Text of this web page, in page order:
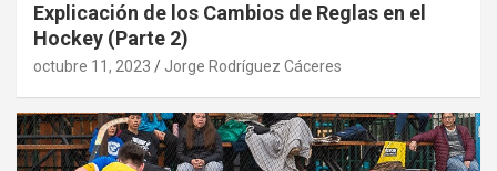
Explicación de los Cambios de Reglas en el
Hockey (Parte 2)
octubre 11, 2023 Jorge Rodríguez Cáceres